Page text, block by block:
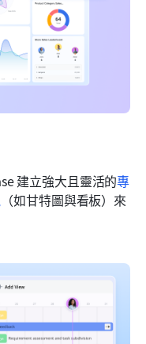
建立強大且靈活的專
（如甘特圖與看板）來